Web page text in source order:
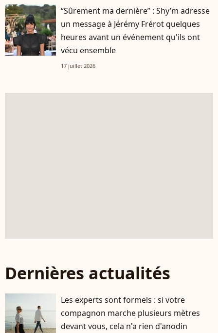
“Sûrement ma dernière” : Shy’m adresse
un message à Jérémy Frérot quelques
heures avant un événement qu'ils ont
vécu ensemble
17 juillet 2026
Dernières actualités
Les experts sont formels : si votre
compagnon marche plusieurs mètres
devant vous, cela n'a rien d'anodin